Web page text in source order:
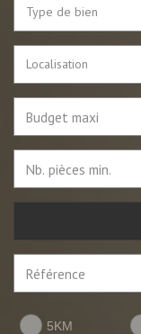
Type de bien
Localisation
5KM